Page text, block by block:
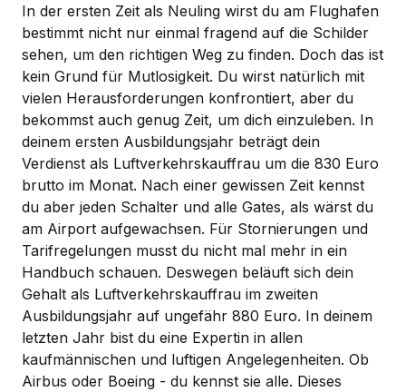
In der ersten Zeit als Neuling wirst du am Flughafen
bestimmt nicht nur einmal fragend auf die Schilder
sehen, um den richtigen Weg zu finden. Doch das ist
kein Grund für Mutlosigkeit. Du wirst natürlich mit
vielen Herausforderungen konfrontiert, aber du
bekommst auch genug Zeit, um dich einzuleben. In
deinem ersten Ausbildungsjahr beträgt dein
Verdienst als Luftverkehrskauffrau um die 830 Euro
brutto im Monat. Nach einer gewissen Zeit kennst
du aber jeden Schalter und alle Gates, als wärst du
am Airport aufgewachsen. Für Stornierungen und
Tarifregelungen musst du nicht mal mehr in ein
Handbuch schauen. Deswegen beläuft sich dein
Gehalt als Luftverkehrskauffrau im zweiten
Ausbildungsjahr auf ungefähr 880 Euro. In deinem
letzten Jahr bist du eine Expertin in allen
kaufmännischen und luftigen Angelegenheiten. Ob
Airbus oder Boeing - du kennst sie alle. Dieses